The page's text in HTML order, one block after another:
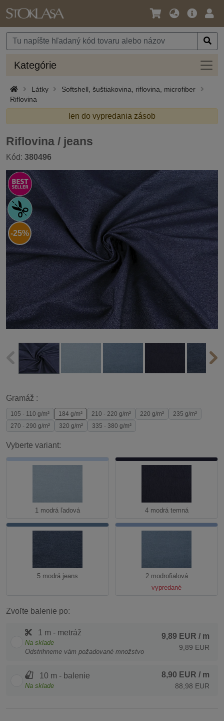
Jazyk
Mena
Hlavná
Kategórie
Látky
Softshell, šuštiakovina, riflovina, microfiber
Riflovina
len do vypredania zásob
Riflovina / jeans
Kód: 380496
-25%
Gramáž :
105 - 110 g/m² 184 g/m² 210 - 220 g/m² 220 g/m²
235 g/m²
270 - 290 g/m²
320 g/m² 335 - 380 g/m²
Vyberte variant:
1 modrá ľadová 4 modrá temná
5 modrá jeans
2 modrofialová
vypredané
Zvoľte balenie po:
1 m - metráž
Na sklade
Odstrihneme vám požadované množstvo
9,89 EUR / m
9,89 EUR
10 m - balenie
Na sklade
8,90 EUR / m
88,98 EUR